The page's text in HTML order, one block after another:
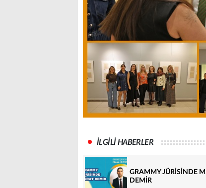
İLGİLİ HABERLER
GRAMMY JÜRİSİNDE
DEMİR